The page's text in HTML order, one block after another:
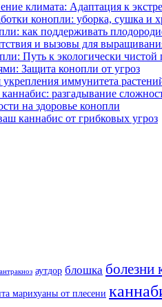
климата: Адаптация к
конопли: уборка, сушка и
как поддерживать
и вызовы для
Путь к экологически чистой
Защита конопли от угроз
иммунитета
разгадывание
на здоровье конопли
каннабис от грибковых угроз
антракноз аутдор блошка болезни
марихуаны от плесени